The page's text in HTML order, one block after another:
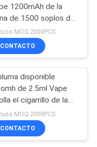
Pod
16
1200mAh de la
de 1500 soplos del
amarillo del limón
MOQ:2000PCS
CONTACTO
disponible
de 2.5ml Vape
el cigarrillo de la
500mAh E
MOQ:2000PCS
CONTACTO